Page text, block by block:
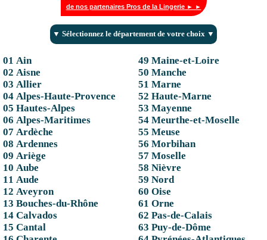
de nos partenaires Pros de la Lingerie ► ►
▼ Sélectionnez le département de votre choix ▼
01 Ain
02 Aisne
03 Allier
04 Alpes-Haute-Provence
05 Hautes-Alpes
06 Alpes-Maritimes
07 Ardèche
08 Ardennes
09 Ariège
10 Aube
11 Aude
12 Aveyron
13 Bouches-du-Rhône
14 Calvados
15 Cantal
49 Maine-et-Loire
50 Manche
51 Marne
52 Haute-Marne
53 Mayenne
54 Meurthe-et-Moselle
55 Meuse
56 Morbihan
57 Moselle
58 Nièvre
59 Nord
60 Oise
61 Orne
62 Pas-de-Calais
63 Puy-de-Dôme